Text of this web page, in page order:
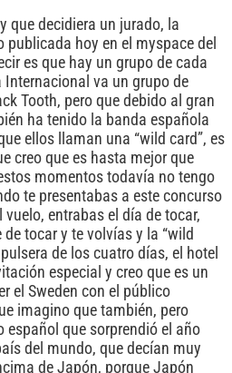
que decidiera un jurado, la
hoy en el myspace del
es que hay un grupo de cada
va un grupo de
Tooth, pero que debido al gran
ha tenido la banda española
ellos llaman una “wild card”, es
creo que es hasta mejor que
momentos todavía no tengo
te presentabas a este concurso
entrabas el día de tocar,
tocar y te volvías y la “wild
de los cuatro días, el hotel
especial y creo que es un
el Sweden con el público
imagino que también, pero
español que sorprendió el año
del mundo, que decían muy
de Japón, porque Japón